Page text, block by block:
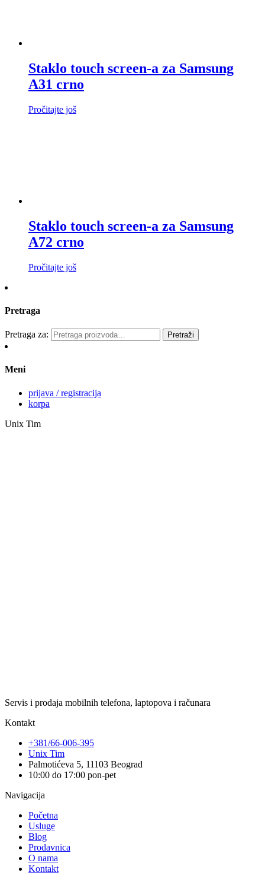
Staklo touch screen-a za Samsung
A31 crno
Pročitajte još
Staklo touch screen-a za Samsung
A72 crno
Pročitajte još
Pretraga
Pretraga za: Pretraži
Meni
prijava / registracija
korpa
Unix Tim
Servis i prodaja mobilnih telefona, laptopova i računara
Kontakt
+381/66-006-395
Unix Tim
Palmotićeva 5, 11103 Beograd
10:00 do 17:00 pon-pet
Navigacija
Početna
Usluge
Blog
Prodavnica
O nama
Kontakt